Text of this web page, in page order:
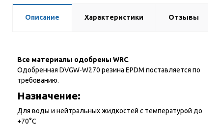
Описание Характеристики Отзывы
Все материалы одобрены WRC.
Одобренная DVGW-W270 резина EPDM поставляется по
требованию.
Назначение:
Для воды и нейтральных жидкостей с температурой до
+70°С